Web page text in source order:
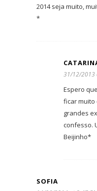
2014 seja muito,
*
31/12/2013
Espero
ficar muito
grandes
confesso.
Beijinho*
SOFIA